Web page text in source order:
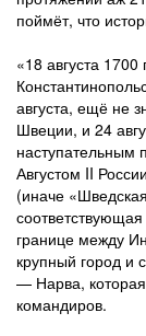
поймёт, что
«18 августа
августа, ещё не
Швеции, и 24
наступательным
Августом II
(иначе
границе между
крупный город и
— Нарва,
командиров.